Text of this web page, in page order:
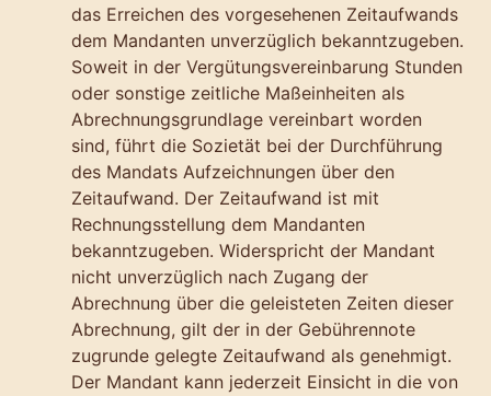
das Erreichen des vorgesehenen Zeitaufwands
dem Mandanten unverzüglich bekanntzugeben.
Soweit in der Vergütungsvereinbarung Stunden
oder sonstige zeitliche Maßeinheiten als
Abrechnungsgrundlage vereinbart worden
sind, führt die Sozietät bei der Durchführung
des Mandats Aufzeichnungen über den
Zeitaufwand. Der Zeitaufwand ist mit
Rechnungsstellung dem Mandanten
bekanntzugeben. Widerspricht der Mandant
nicht unverzüglich nach Zugang der
Abrechnung über die geleisteten Zeiten dieser
Abrechnung, gilt der in der Gebührennote
zugrunde gelegte Zeitaufwand als genehmigt.
Der Mandant kann jederzeit Einsicht in die von